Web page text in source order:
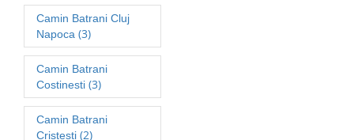
Camin Batrani Cluj
Napoca (3)
Camin Batrani
Costinesti (3)
Camin Batrani
Cristesti (2)